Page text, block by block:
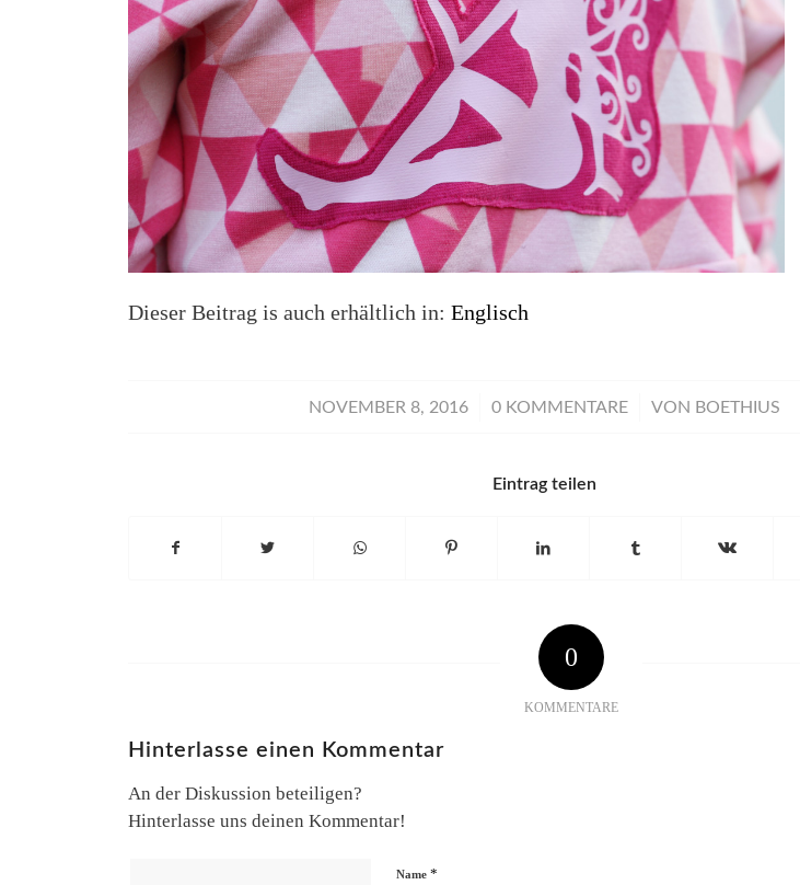
Dieser Beitrag is auch erhältlich in:Englisch
NOVEMBER 8, 2016
/ 0 KOMMENTARE
/ VON BOETHIUS
Eintrag teilen
0
KOMMENTARE
Hinterlasse einen Kommentar
An der Diskussion beteiligen?
Hinterlasse uns deinen Kommentar!
Name*